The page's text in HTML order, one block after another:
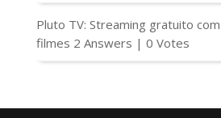
Pluto TV: Streaming gratuito
filmes 2 Answers | 0 Votes